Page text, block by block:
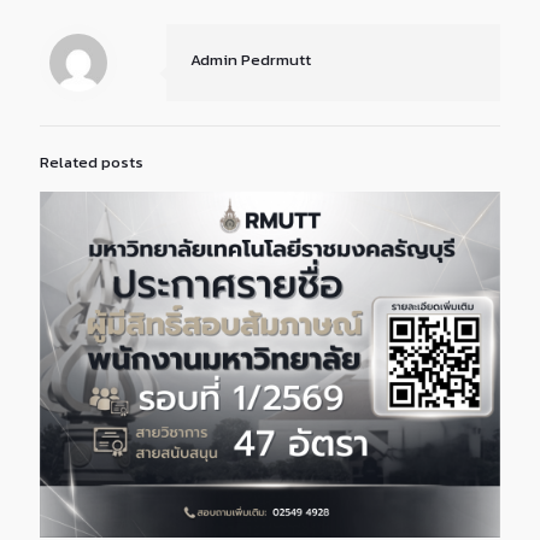
Admin Pedrmutt
Related posts